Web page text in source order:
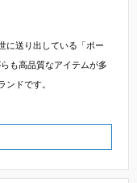
に送り出している「ポー
も高品質なアイテムが多
ンドです。